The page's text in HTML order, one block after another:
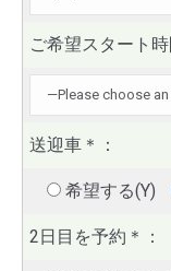
ご希望スタート
送迎車 ＊ ：
希望する(Y)
2日目を予約 ＊ ：